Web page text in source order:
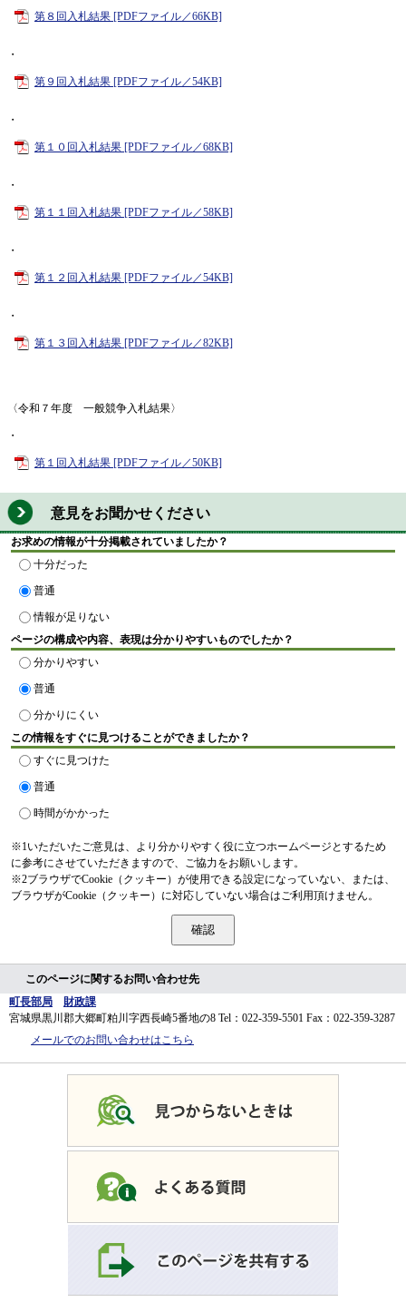
第８回入札結果 [PDFファイル／66KB]
・
第９回入札結果 [PDFファイル／54KB]
・
第１０回入札結果 [PDFファイル／68KB]
・
第１１回入札結果 [PDFファイル／58KB]
・
第１２回入札結果 [PDFファイル／54KB]
・
第１３回入札結果 [PDFファイル／82KB]
〈令和７年度 一般競争入札結果〉
・
第１回入札結果 [PDFファイル／50KB]
意見をお聞かせください
お求めの情報が十分掲載されていましたか？
十分だった
普通
情報が足りない
ページの構成や内容、表現は分かりやすいものでしたか？
分かりやすい
普通
分かりにくい
この情報をすぐに見つけることができましたか？
すぐに見つけた
普通
時間がかかった
※1いただいたご意見は、より分かりやすく役に立つホームページとするため
に参考にさせていただきますので、ご協力をお願いします。
※2ブラウザでCookie（クッキー）が使用できる設定になっていない、または、
ブラウザがCookie（クッキー）に対応していない場合はご利用頂けません。
このページに関するお問い合わせ先
町長部局
財政課
宮城県黒川郡大郷町粕川字西長崎5番地の8 Tel：022-359-5501 Fax：022-359-3287
メールでのお問い合わせはこちら